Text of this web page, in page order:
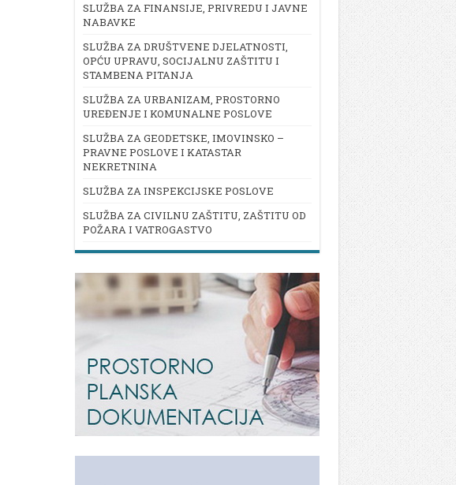
SLUŽBA ZA FINANSIJE, PRIVREDU I JAVNE
NABAVKE
SLUŽBA ZA DRUŠTVENE DJELATNOSTI,
OPĆU UPRAVU, SOCIJALNU ZAŠTITU I
STAMBENA PITANJA
SLUŽBA ZA URBANIZAM, PROSTORNO
UREĐENJE I KOMUNALNE POSLOVE
SLUŽBA ZA GEODETSKE, IMOVINSKO –
PRAVNE POSLOVE I KATASTAR
NEKRETNINA
SLUŽBA ZA INSPEKCIJSKE POSLOVE
SLUŽBA ZA CIVILNU ZAŠTITU, ZAŠTITU OD
POŽARA I VATROGASTVO